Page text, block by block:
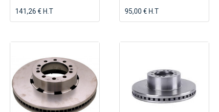
141,26 € H.T
95,00 € H.T